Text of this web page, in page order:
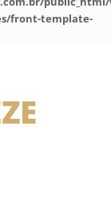
front-template-